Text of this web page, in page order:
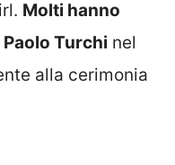
Molti hanno
Paolo Turchi nel
alla cerimonia